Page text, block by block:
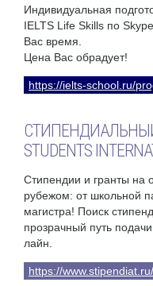
Индивидуальная
IELTS Life Skills по
Вас время.
Цена Вас обрадует!
https://ielts-school.ru/
STUDENTS
Стипендии и гранты на
рубежом: от школьной
магистра! Поиск
прозрачный путь
лайн.
https://www.stipendiat.ru/